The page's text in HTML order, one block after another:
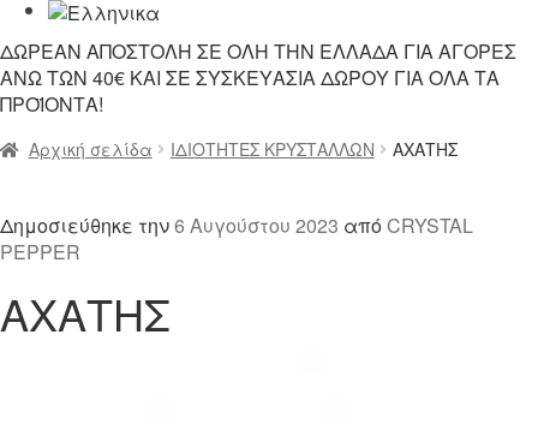
ΔΩΡΕΑΝ ΑΠΟΣΤΟΛΗ ΣΕ ΟΛΗ ΤΗΝ ΕΛΛΑΔΑ ΓΙΑ ΑΓΟΡΕΣ
ΑΝΩ ΤΩΝ 40€ ΚΑΙ ΣΕ ΣΥΣΚΕΥΑΣΙΑ ΔΩΡΟΥ ΓΙΑ ΟΛΑ ΤΑ
ΠΡΟΪΟΝΤΑ!
Αρχική σελίδα ΙΔΙΟΤΗΤΕΣ ΚΡΥΣΤΑΛΛΩΝ ΑΧΑΤΗΣ
Δημοσιεύθηκε την6 Αυγούστου 2023 απόCRYSTAL
PEPPER
ΑΧΑΤΗΣ